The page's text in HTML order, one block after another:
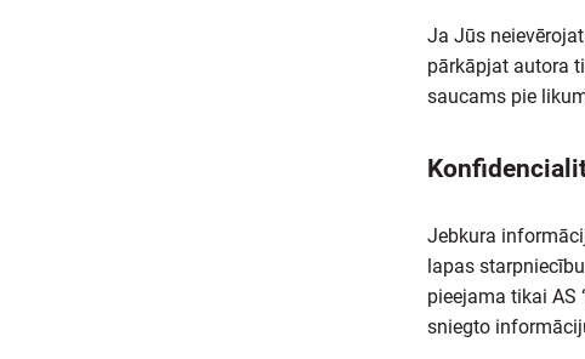
Ja Jūs
pārkāpjat autora
saucams pie
Jebkura
lapas
pieejama tikai AS
sniegto